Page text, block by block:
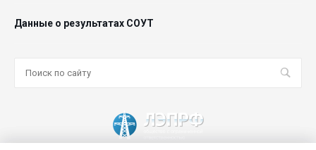
Данные о результатах СОУТ